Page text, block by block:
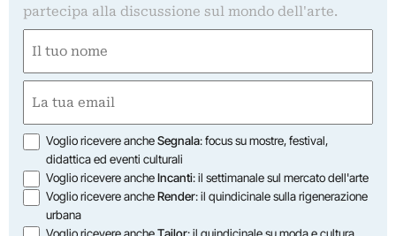
partecipa alla discussione sul mondo dell'arte.
(Required)
First
(Required)
Opzioni
Voglio ricevere ancheSegnala: focus su mostre, festival,
didattica ed eventi culturali
Voglio ricevere ancheIncanti: il settimanale sul mercato dell'arte
Voglio ricevere ancheRender: il quindicinale sulla rigenerazione
urbana